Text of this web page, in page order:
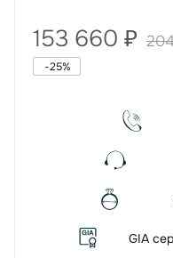
153 660 ₽
-25%
GIA